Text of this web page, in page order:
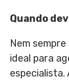
Quando
Nem
ideal para
especialista.